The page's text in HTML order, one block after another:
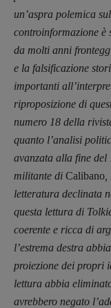
un’aspra polemica
controinformazione è
da molti anni
e la falsificazione
importanti
riproposizione di
numero 18 della
quanto l’analisi
avanzata alla fine del
militante di Calibano
letteratura declinata
questa lettura di
coerente e ricca di
l’estrema destra
proiezione dei propri
lettura abbia
avrebbero negato